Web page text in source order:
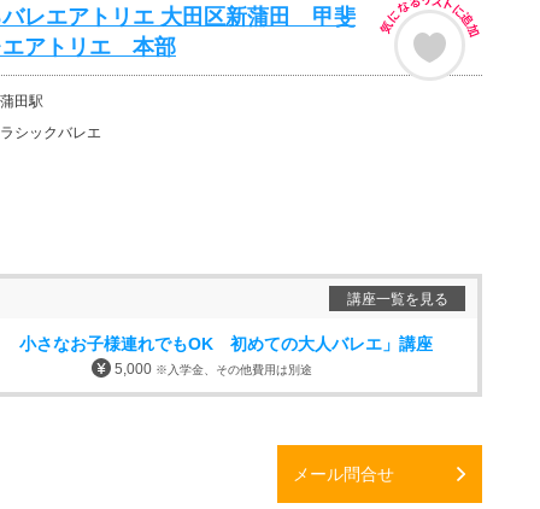
バレエアトリエ 大田区新蒲田 甲斐
エアトリエ 本部
田駅
シックバレエ
講座一覧を見る
小さなお子様連れでもOK 初めての大人バレエ」講座
5,000 ※入学金、その他費用は別途
メール問合せ